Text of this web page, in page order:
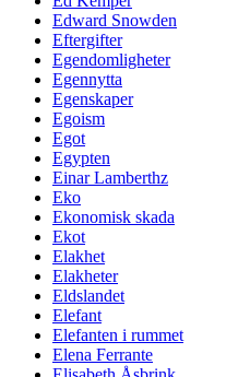
Edward Snowden
Eftergifter
Egendomligheter
Egennytta
Egenskaper
Egoism
Egot
Egypten
Einar Lamberthz
Eko
Ekonomisk skada
Ekot
Elakhet
Elakheter
Eldslandet
Elefant
Elefanten i rummet
Elena Ferrante